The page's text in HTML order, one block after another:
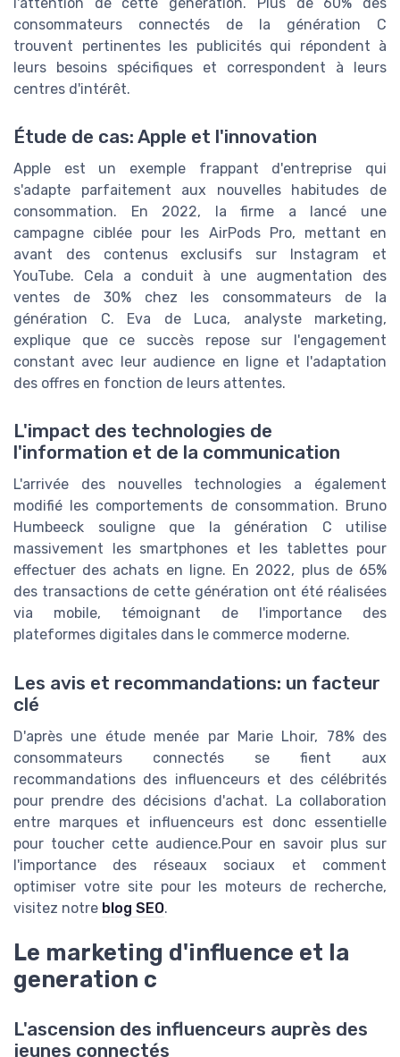
consommateurs connectés de la génération C
trouvent pertinentes les publicités qui répondent à
leurs besoins spécifiques et correspondent à leurs
centres d'intérêt.
Étude de cas: Apple et l'innovation
Apple est un exemple frappant d'entreprise qui
s'adapte parfaitement aux nouvelles habitudes de
consommation. En 2022, la firme a lancé une
campagne ciblée pour les AirPods Pro, mettant en
avant des contenus exclusifs sur Instagram et
YouTube. Cela a conduit à une augmentation des
ventes de 30% chez les consommateurs de la
génération C. Eva de Luca, analyste marketing,
explique que ce succès repose sur l'engagement
constant avec leur audience en ligne et l'adaptation
des offres en fonction de leurs attentes.
L'impact des technologies de
l'information et de la communication
L'arrivée des nouvelles technologies a également
modifié les comportements de consommation. Bruno
Humbeeck souligne que la génération C utilise
massivement les smartphones et les tablettes pour
effectuer des achats en ligne. En 2022, plus de 65%
des transactions de cette génération ont été réalisées
via mobile, témoignant de l'importance des
plateformes digitales dans le commerce moderne.
Les avis et recommandations: un facteur
clé
D'après une étude menée par Marie Lhoir, 78% des
consommateurs connectés se fient aux
recommandations des influenceurs et des célébrités
pour prendre des décisions d'achat. La collaboration
entre marques et influenceurs est donc essentielle
pour toucher cette audience.Pour en savoir plus sur
l'importance des réseaux sociaux et comment
optimiser votre site pour les moteurs de recherche,
visitez notre blog SEO.
Le marketing d'influence et la
generation c
L'ascension des influenceurs auprès des
jeunes connectés